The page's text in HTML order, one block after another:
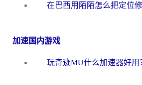
加速国内游戏